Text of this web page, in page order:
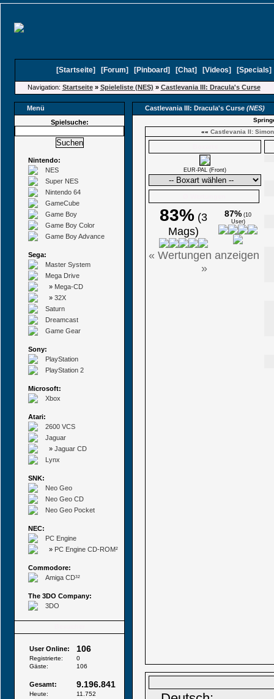
[Startseite] [Forum] [Pinboard] [Chat] [Videos] [Specials
Navigation: Startseite» Spieleliste (NES) » Castlevania III: Dracula's Curse
Menü Castlevania III: Dracula's Curse (NES)
Spielsuche:
Nintendo:
NES
Super NES
Nintendo 64
GameCube
Game Boy
Game Boy Color
Game Boy Advance
Sega:
Master System
Mega Drive
» Mega-CD
» 32X
Saturn
Dreamcast
Game Gear
Sony:
PlayStation
PlayStation 2
Microsoft:
Xbox
Atari:
2600 VCS
Jaguar
» Jaguar CD
Lynx
SNK:
Neo Geo
Neo Geo CD
Neo Geo Pocket
NEC:
PC Engine
» PC Engine CD-ROM²
Commodore:
Amiga CD³²
The 3DO Company:
3DO
User Online: 106
Registrierte:
0
Gäste:
106
Gesamt: 9.196.841
Heute:
11.752
«« Castlevania II:
EUR-PAL (Front)
83% (3
Mags)
87% (10
User)
« Wertungen anzeigen
»